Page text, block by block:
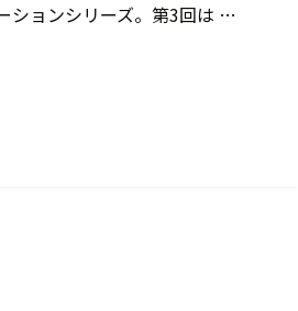
ションシリーズ。第3回は …